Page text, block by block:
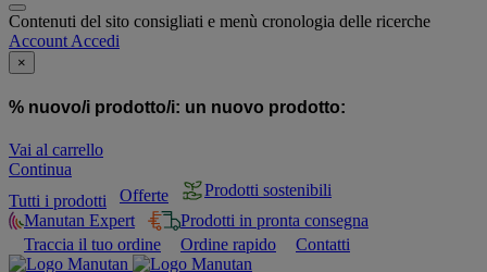
Contenuti del sito consigliati e menù cronologia delle ricerche
Account Accedi
×
% nuovo/i prodotto/i: un nuovo prodotto:
Vai al carrello
Continua
Tutti i prodotti
Offerte
Prodotti sostenibili
Manutan Expert
Prodotti in pronta consegna
Traccia il tuo ordine
Ordine rapido Contatti